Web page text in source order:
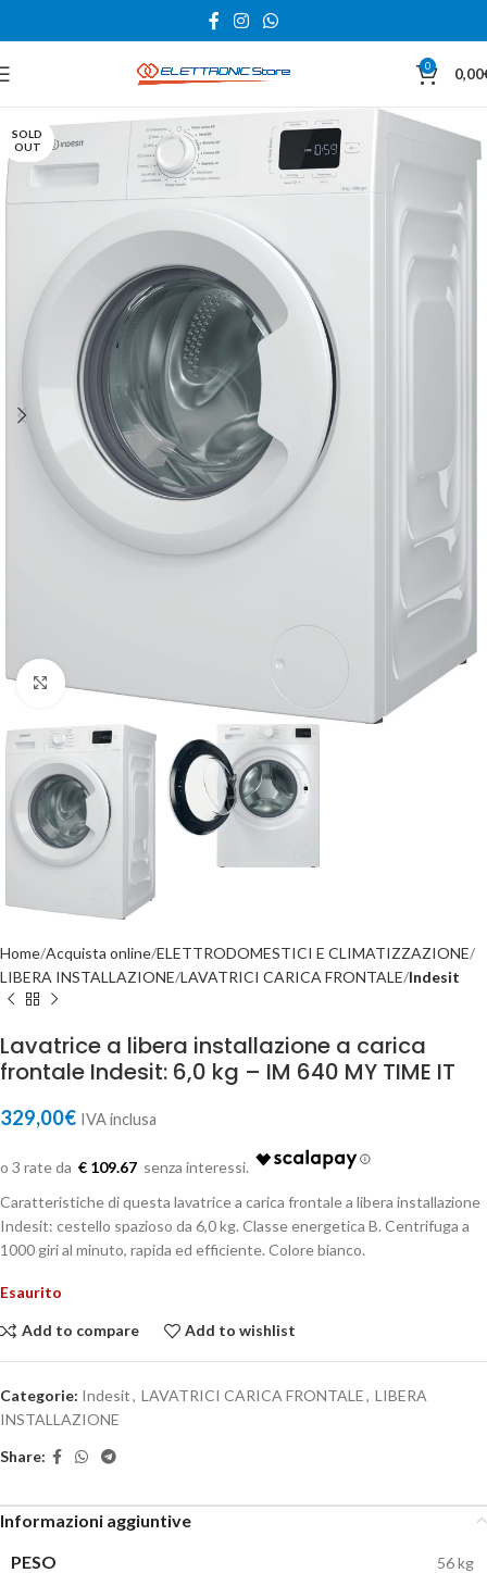
0 0,00
SOLD
OUT
Click to enlarge
Home Acquista online ELETTRODOMESTICI E CLIMATIZZAZIONE
LIBERA INSTALLAZIONE LAVATRICI CARICA FRONTALE Indesit
Lavatrice a libera installazione a carica
frontale Indesit: 6,0 kg – IM 640 MY TIME IT
329,00€ IVA inclusa
€ 109.67
Caratteristiche di questa lavatrice a carica frontale a libera installazione
Indesit: cestello spazioso da 6,0 kg. Classe energetica B. Centrifuga a
1000 giri al minuto, rapida ed efficiente. Colore bianco.
Esaurito
Add to compare Add to wishlist
Categorie: Indesit, LAVATRICI CARICA FRONTALE, LIBERA
INSTALLAZIONE
Share:
Informazioni aggiuntive
PESO
56 kg